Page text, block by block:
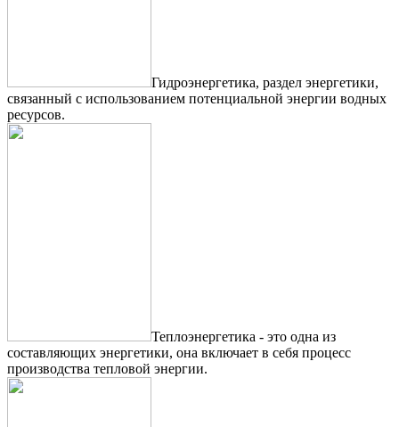
Гидроэнергетика, раздел энергетики,
связанный с использованием потенциальной энергии водных
ресурсов.
Теплоэнергетика - это одна из
составляющих энергетики, она включает в себя процесс
производства тепловой энергии.